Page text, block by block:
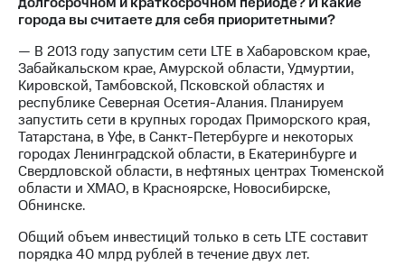
города вы считаете для себя приоритетными?
— В 2013 году запустим сети LTE в Хабаровском крае,
Забайкальском крае, Амурской области, Удмуртии,
Кировской, Тамбовской, Псковской областях и
республике Северная Осетия-Алания. Планируем
запустить сети в крупных городах Приморского края,
Татарстана, в Уфе, в Санкт-Петербурге и некоторых
городах Ленинградской области, в Екатеринбурге и
Свердловской области, в нефтяных центрах Тюменской
области и ХМАО, в Красноярске, Новосибирске,
Обнинске.
Общий объем инвестиций только в сеть LTE составит
порядка 40 млрд рублей в течение двух лет.